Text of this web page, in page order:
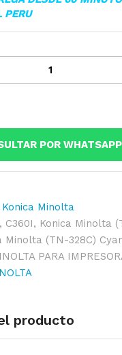
PERU
POR WHATSAPP
Konica Minolta
, C360I, Konica Minolta
Minolta (TN-328C)
PARA
producto